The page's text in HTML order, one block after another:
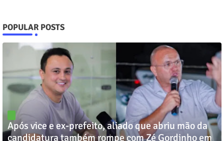
POPULAR POSTS
Após vice e ex-prefeito, aliado que abriu mão da
candidatura também rompe com Zé Gordinho em